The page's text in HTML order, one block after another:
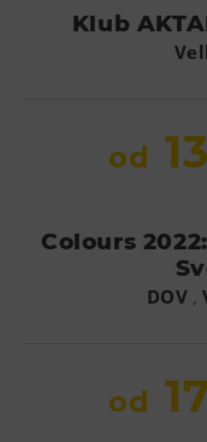
Klub
od
Colours
DOV ,
od